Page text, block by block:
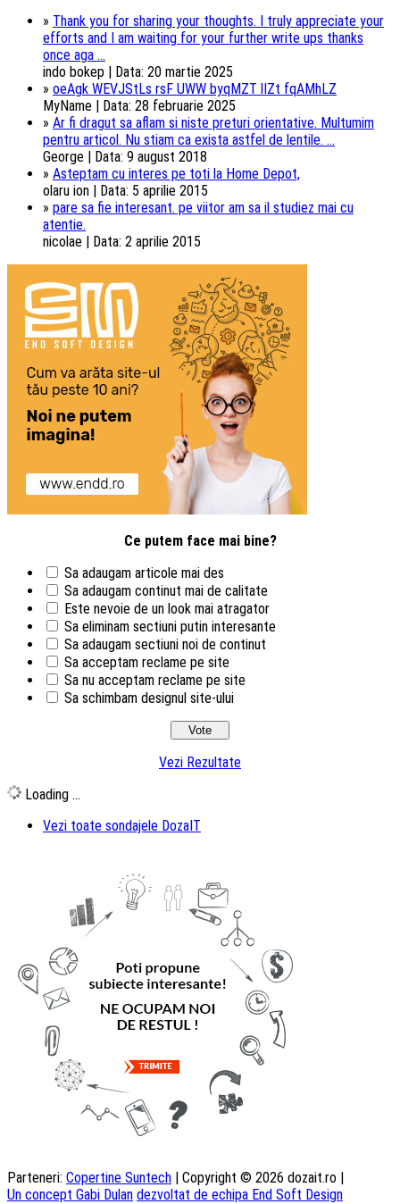
» Thank you for sharing your thoughts. I truly appreciate your
efforts and I am waiting for your further write ups thanks
once aga ...
indo bokep | Data: 20 martie 2025
» oeAgk WEVJStLs rsF UWW byqMZT lIZt fqAMhLZ
MyName | Data: 28 februarie 2025
» Ar fi dragut sa aflam si niste preturi orientative. Multumim
pentru articol. Nu stiam ca exista astfel de lentile. ...
George | Data: 9 august 2018
» Asteptam cu interes pe toti la Home Depot,
olaru ion | Data: 5 aprilie 2015
» pare sa fie interesant. pe viitor am sa il studiez mai cu
atentie.
nicolae | Data: 2 aprilie 2015
Ce putem face mai bine?
Sa adaugam articole mai des
Sa adaugam continut mai de calitate
Este nevoie de un look mai atragator
Sa eliminam sectiuni putin interesante
Sa adaugam sectiuni noi de continut
Sa acceptam reclame pe site
Sa nu acceptam reclame pe site
Sa schimbam designul site-ului
Vezi Rezultate
Loading ...
Vezi toate sondajele DozaIT
Parteneri: Copertine Suntech | Copyright © 2026 dozait.ro |
Un concept Gabi Dulan dezvoltat de echipa End Soft Design